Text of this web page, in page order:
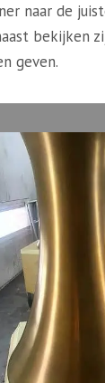
naar de
bekijken
geven.